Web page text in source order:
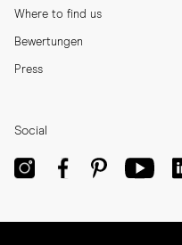
Where to find us
Bewertungen
Press
Social